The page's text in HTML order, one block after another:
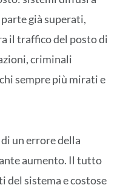
già superati,
il traffico del posto di
criminali
sempre più mirati e
un errore della
aumento. Il tutto
del sistema e costose